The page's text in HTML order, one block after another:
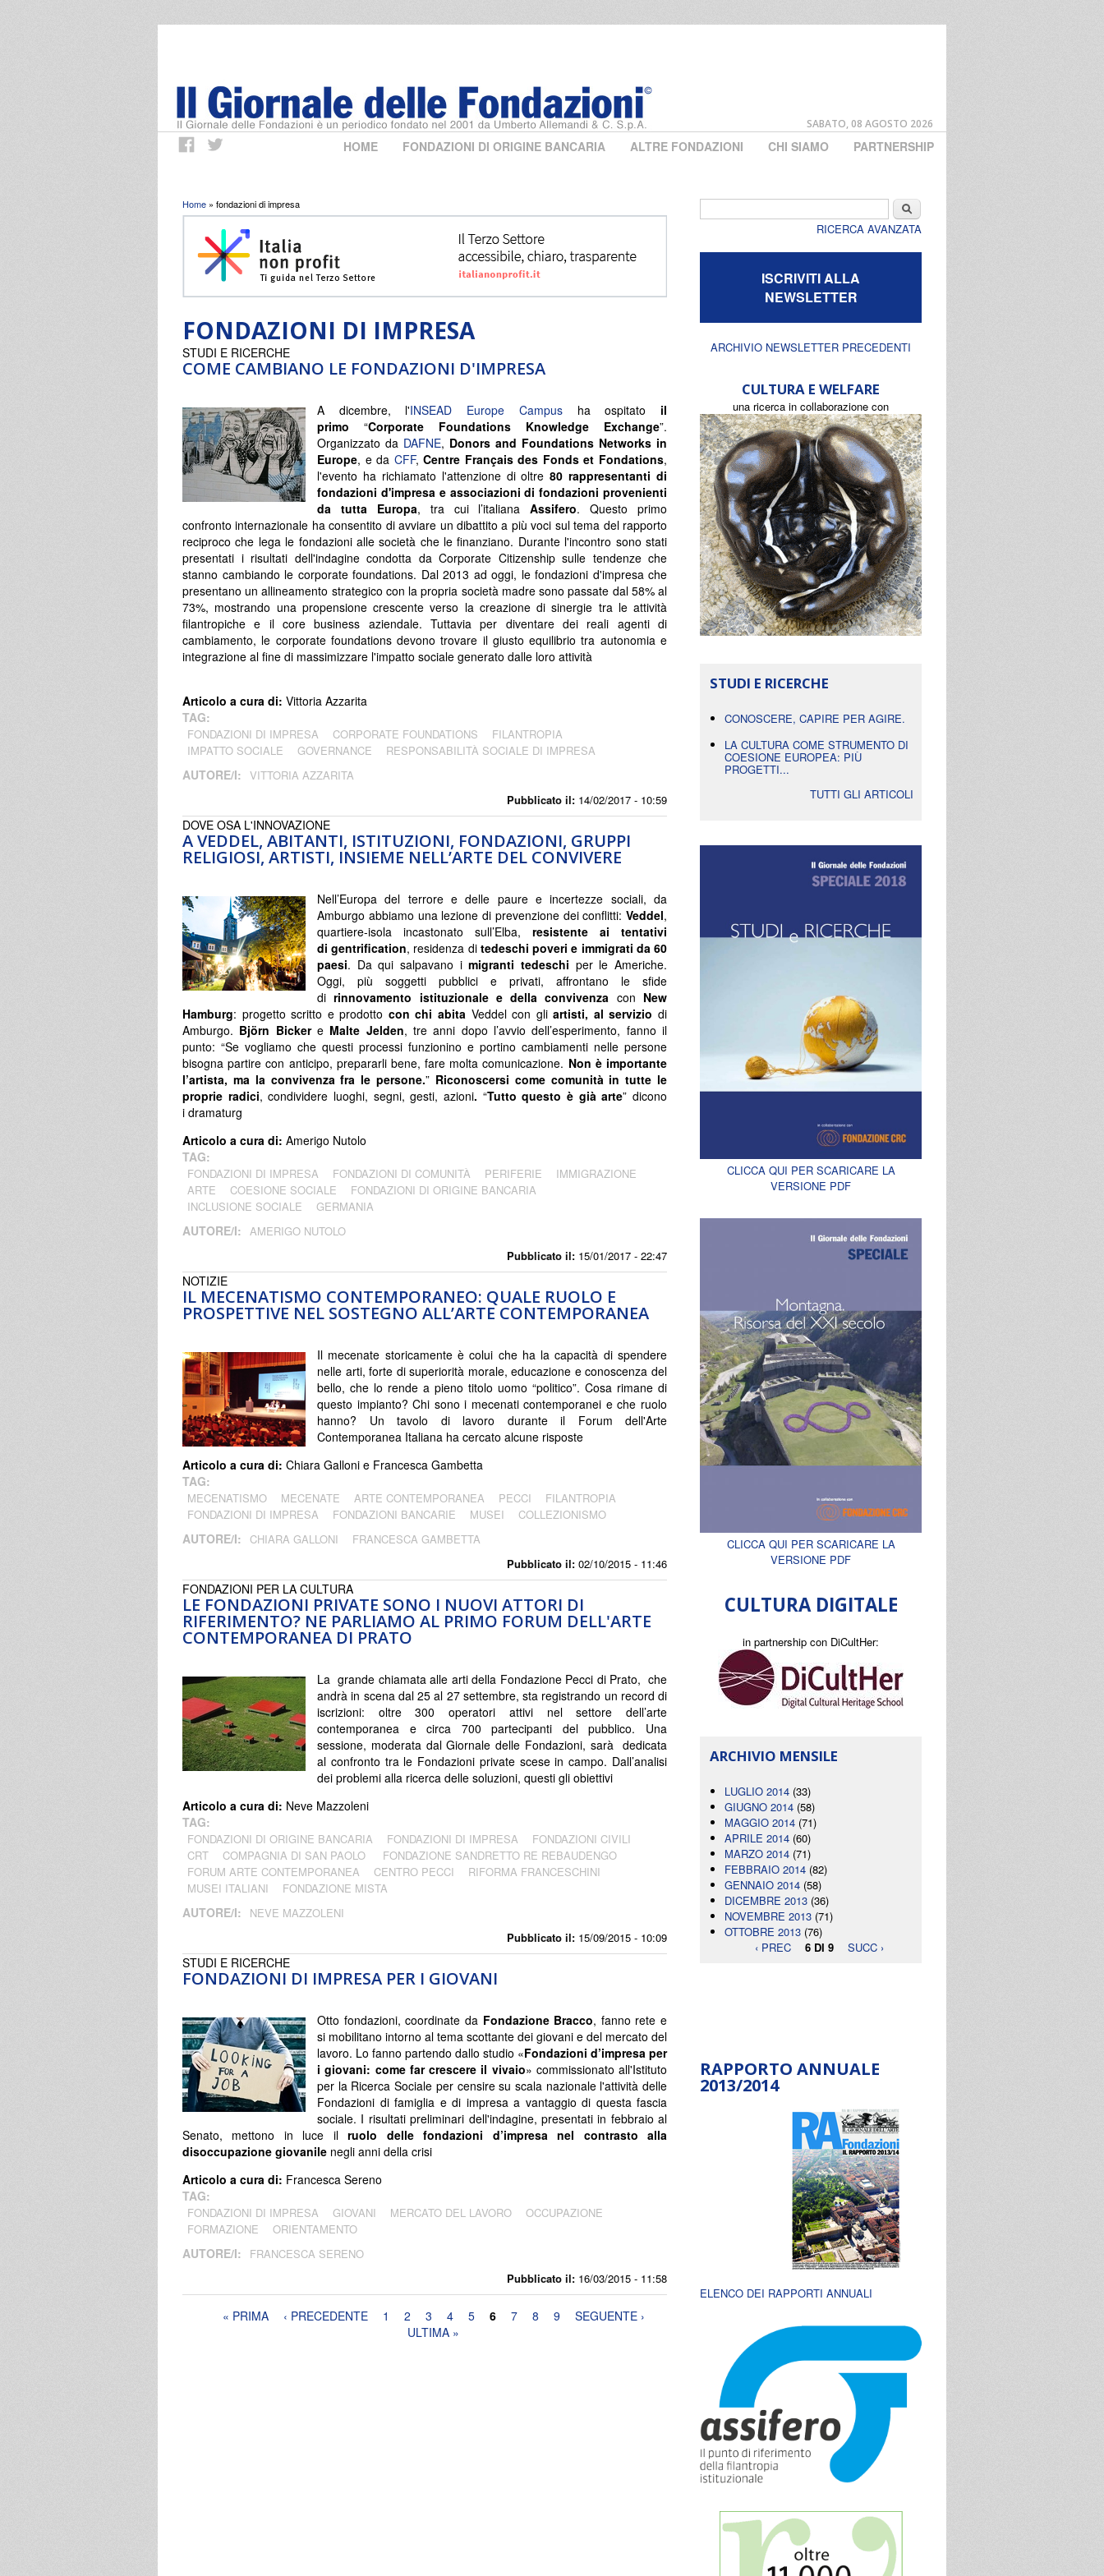
SABATO, 08 AGOSTO 2026
HOME FONDAZIONI DI ORIGINE BANCARIA ALTRE FONDAZIONI CHI SIAMO PARTNERSHIP
Tu sei qui
Home » fondazioni di impresa
FONDAZIONI DI IMPRESA
COME CAMBIANO LE FONDAZIONI D'IMPRESA
Pubblicato il: 14/02/2017 - 10:59
STUDI E RICERCHE
A dicembre, l'INSEAD Europe Campusha ospitato il
primo “Corporate Foundations Knowledge Exchange”.
Organizzato da DAFNE, Donors and Foundations Networks in
Europe, e da CFF,Centre Français des Fonds et Fondations,
l'evento ha richiamato l'attenzione di oltre80 rappresentanti di
fondazioni d'impresa e associazioni di fondazioni provenienti
da tutta Europa, tra cui l’italianaAssifero. Questo primo
confronto internazionale ha consentito di avviare un dibattito a più voci sul tema del rapporto
reciproco che lega le fondazioni alle società che le finanziano. Durante l'incontro sono stati
presentati i risultati dell'indagine condotta da Corporate Citizenship sulle tendenze che
stanno cambiando le corporate foundations. Dal 2013 ad oggi, le fondazioni d'impresa che
presentano un allineamento strategico con la propria società madre sono passate dal 58% al
73%, mostrando una propensione crescente verso la creazione di sinergie tra le attività
filantropiche e il core business aziendale. Tuttavia per diventare dei reali agenti di
cambiamento, le corporate foundations devono trovare il giusto equilibrio tra autonomia e
integrazione al fine di massimizzare l'impatto sociale generato dalle loro attività
Articolo a cura di: Vittoria Azzarita
TAG:
FONDAZIONI DI IMPRESA CORPORATE FOUNDATIONS
FILANTROPIA
IMPATTO SOCIALE
GOVERNANCE RESPONSABILITÀ SOCIALE DI IMPRESA
AUTORE/I: VITTORIA AZZARITA
A VEDDEL, ABITANTI, ISTITUZIONI, FONDAZIONI, GRUPPI
RELIGIOSI, ARTISTI, INSIEME NELL’ARTE DEL CONVIVERE
Pubblicato il: 15/01/2017 - 22:47
DOVE OSA L'INNOVAZIONE
Nell’Europa del terrore e delle paure e incertezze sociali, da
Amburgo abbiamo una lezione di prevenzione dei conflitti: Veddel,
quartiere-isola incastonato sull’Elba, resistente ai tentativi
di gentrification, residenza di tedeschi poveri e immigrati da 60
paesi. Da qui salpavano imigranti tedeschi per le Americhe.
Oggi, più soggetti pubblici e privati, affrontano le sfide
dirinnovamento istituzionale e della convivenza con New
Hamburg: progetto scritto e prodotto con chi abita Veddel con gliartisti, al serviziodi
Amburgo. Björn Bickere Malte Jelden, tre anni dopo l’avvio dell’esperimento, fanno il
punto: “Se vogliamo che questi processi funzionino e portino cambiamenti nelle persone
bisogna partire con anticipo, prepararli bene, fare molta comunicazione. Non è importante
l’artista, ma la convivenza fra le persone.” Riconoscersi come comunità in tutte le
proprie radici, condividere luoghi, segni, gesti, azioni. “Tutto questo è già arte” dicono
i dramaturg
Articolo a cura di: Amerigo Nutolo
TAG:
FONDAZIONI DI IMPRESA FONDAZIONI DI COMUNITÀ PERIFERIE
IMMIGRAZIONE
ARTE
COESIONE SOCIALE
FONDAZIONI DI ORIGINE BANCARIA
INCLUSIONE SOCIALE
GERMANIA
AUTORE/I: AMERIGO NUTOLO
IL MECENATISMO CONTEMPORANEO: QUALE RUOLO E
PROSPETTIVE NEL SOSTEGNO ALL’ARTE CONTEMPORANEA
Pubblicato il: 02/10/2015 - 11:46
NOTIZIE
Il mecenate storicamente è colui che ha la capacità di spendere
nelle arti, forte di superiorità morale, educazione e conoscenza del
bello, che lo rende a pieno titolo uomo “politico”. Cosa rimane di
questo impianto? Chi sono i mecenati contemporanei e che ruolo
hanno? Un tavolo di lavoro durante il Forum dell'Arte
Contemporanea Italiana ha cercato alcune risposte
Articolo a cura di: Chiara Galloni e Francesca Gambetta
TAG:
MECENATISMO MECENATE ARTE CONTEMPORANEA PECCI
FILANTROPIA
FONDAZIONI DI IMPRESA
FONDAZIONI BANCARIE MUSEI COLLEZIONISMO
AUTORE/I: CHIARA GALLONI FRANCESCA GAMBETTA
LE FONDAZIONI PRIVATE SONO I NUOVI ATTORI DI
RIFERIMENTO? NE PARLIAMO AL PRIMO FORUM DELL'ARTE
CONTEMPORANEA DI PRATO
Pubblicato il: 15/09/2015 - 10:09
FONDAZIONI PER LA CULTURA
La grande chiamata alle arti della Fondazione Pecci di Prato, che
andrà in scena dal 25 al 27 settembre, sta registrando un record di
iscrizioni: oltre 300 operatori attivi nel settore dell’arte
contemporanea e circa 700 partecipanti del pubblico. Una
sessione, moderata dal Giornale delle Fondazioni, sarà dedicata
al confronto tra le Fondazioni private scese in campo. Dall’analisi
dei problemi alla ricerca delle soluzioni, questi gli obiettivi
Articolo a cura di: Neve Mazzoleni
TAG:
FONDAZIONI DI ORIGINE BANCARIA FONDAZIONI DI IMPRESA
FONDAZIONI CIVILI
CRT
COMPAGNIA DI SAN PAOLO
FONDAZIONE SANDRETTO RE REBAUDENGO
FORUM ARTE CONTEMPORANEA
CENTRO PECCI
RIFORMA FRANCESCHINI
MUSEI ITALIANI
FONDAZIONE MISTA
AUTORE/I: NEVE MAZZOLENI
FONDAZIONI DI IMPRESA PER I GIOVANI
Pubblicato il: 16/03/2015 - 11:58
STUDI E RICERCHE
Otto fondazioni, coordinate da Fondazione Bracco, fanno rete e
si mobilitano intorno al tema scottante dei giovani e del mercato del
lavoro. Lo fanno partendo dallo studio «Fondazioni d’impresa per
i giovani: come far crescere il vivaio» commissionato all'Istituto
per la Ricerca Sociale per censire su scala nazionale l'attività delle
Fondazioni di famiglia e di impresa a vantaggio di questa fascia
sociale. I risultati preliminari dell'indagine, presentati in febbraio al
Senato, mettono in luce ilruolo delle fondazioni d’impresa nel contrasto alla
disoccupazione giovanile negli anni della crisi
Articolo a cura di: Francesca Sereno
TAG:
FONDAZIONI DI IMPRESA GIOVANI MERCATO DEL LAVORO
OCCUPAZIONE
FORMAZIONE
ORIENTAMENTO
AUTORE/I: FRANCESCA SERENO
Pagine« PRIMA ‹ PRECEDENTE 1 2 3 4 5 6 7 8 9
SEGUENTE ›
ULTIMA »
Cerca
RICERCA AVANZATA
ISCRIVITI ALLA
NEWSLETTER
ARCHIVIO NEWSLETTER PRECEDENTI
CULTURA E WELFARE
una ricerca in collaborazione con
STUDI E RICERCHE
CONOSCERE, CAPIRE PER AGIRE.
LA CULTURA COME STRUMENTO DI
COESIONE EUROPEA: PIÙ
PROGETTI...
TUTTI GLI ARTICOLI
CLICCA QUI PER SCARICARE LA
VERSIONE PDF
CLICCA QUI PER SCARICARE LA
VERSIONE PDF
CULTURA DIGITALE
in partnership con DiCultHer:
ARCHIVIO MENSILE
LUGLIO 2014 (33)
GIUGNO 2014 (58)
MAGGIO 2014 (71)
APRILE 2014 (60)
MARZO 2014 (71)
FEBBRAIO 2014 (82)
GENNAIO 2014 (58)
DICEMBRE 2013 (36)
NOVEMBRE 2013 (71)
OTTOBRE 2013 (76)
‹ PREC
6 DI 9 SUCC ›
RAPPORTO ANNUALE
2013/2014
ELENCO DEI RAPPORTI ANNUALI